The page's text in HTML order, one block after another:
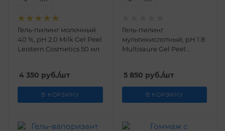
Гель-пилинг молочный
40 %, рН 2.0 Milk Gel Peel
Leistern Cosmetics 50 мл
4 350 руб./шт
В КОРЗИНУ
Гель-пилинг
мультикислотный, рН 1.8
Multisaure Gel Peel
5 850 руб./шт
В КОРЗИНУ